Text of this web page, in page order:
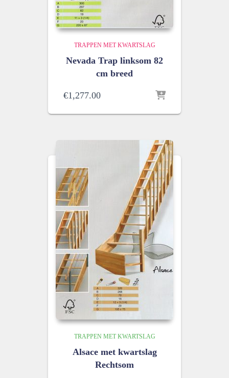
TRAPPEN MET KWARTSLAG
Nevada Trap linksom 82
cm breed
€1,277.00
TRAPPEN MET KWARTSLAG
Alsace met kwartslag
Rechtsom